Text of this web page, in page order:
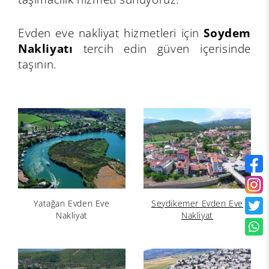
Evden eve nakliyat hizmetleri içinSoydem
Nakliyatı tercih edin güven içerisinde
taşının.
Yatağan Evden Eve
Nakliyat
Seydikemer Evden Eve
Nakliyat